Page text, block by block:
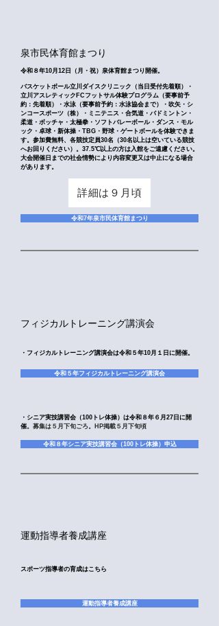
​泉市民体育館まつり
令和８年10月12 日（月・祝）泉体育館まつり開催。
バスケットボール立川ダイスクリニック（当日受付先着順）・
立川アスレティックFCフットサル体験プログラム（要事前予
約：先着順）・水泳（要事前予約：水泳協会まで）・吹矢・シ
ンコースポーツ（株）・ミニテニス・合気道・バドミントン・
柔道・ボッチャ・太極拳・ソフトバレーボール・ダンス・モル
ック・卓球・新体操・TBG・野球・ゲートボールを体験できま
す。参加費無料、各競技定員30名（30名以上は空いている競技
へお回りください）。37.5℃以上の方は入館をご遠慮ください。
大会開催日までの社会情勢により内容変更又は中止になる場合
があります。
詳細は９月頃
令和7年泉市民体育館まつり
​フィジカルトレーニング講演会
・フィジカルトレーニング講演会は令和５年10月１日に開催。
令和５年フィジカルトレーニング講演会
・シニア実技講習会（100トレ体操）は令和８年６月27日に開
催。募集は５月下旬ごろ。HP掲載５月下旬頃
令和８年シニア実技講習会（100トレ体操）申込
​運動指導者養成講座
スポーツ指導者の育成はこちら
運動指導者養成講座